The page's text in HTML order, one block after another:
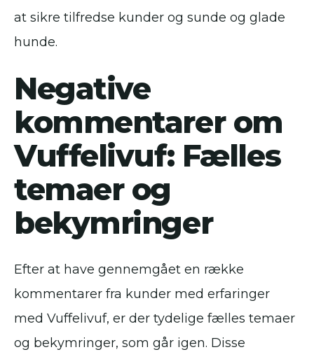
at sikre tilfredse kunder og sunde og glade
hunde.
Negative
kommentarer om
Vuffelivuf: Fælles
temaer og
bekymringer
Efter at have gennemgået en række
kommentarer fra kunder med erfaringer
med Vuffelivuf, er der tydelige fælles temaer
og bekymringer, som går igen. Disse